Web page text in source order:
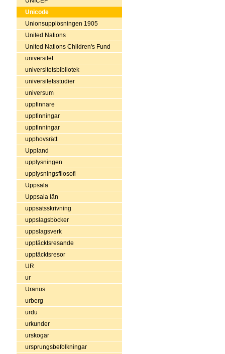
Unicode
Unionsupplösningen 1905
United Nations
United Nations Children's Fund
universitet
universitetsbibliotek
universitetsstudier
universum
uppfinnare
uppfinningar
uppfinningar
upphovsrätt
Uppland
upplysningen
upplysningsfilosofi
Uppsala
Uppsala län
uppsatsskrivning
uppslagsböcker
uppslagsverk
upptäcktsresande
upptäcktsresor
UR
ur
Uranus
urberg
urdu
urkunder
urskogar
ursprungsbefolkningar